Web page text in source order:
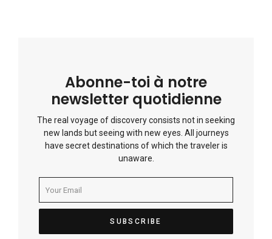
Abonne-toi à notre
newsletter quotidienne
The real voyage of discovery consists not in seeking
new lands but seeing with new eyes. All journeys
have secret destinations of which the traveler is
unaware.